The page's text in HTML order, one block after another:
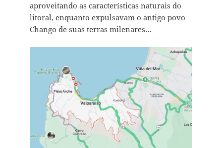
aproveitando as características naturais do
litoral, enquanto expulsavam o antigo povo
Chango de suas terras milenares…